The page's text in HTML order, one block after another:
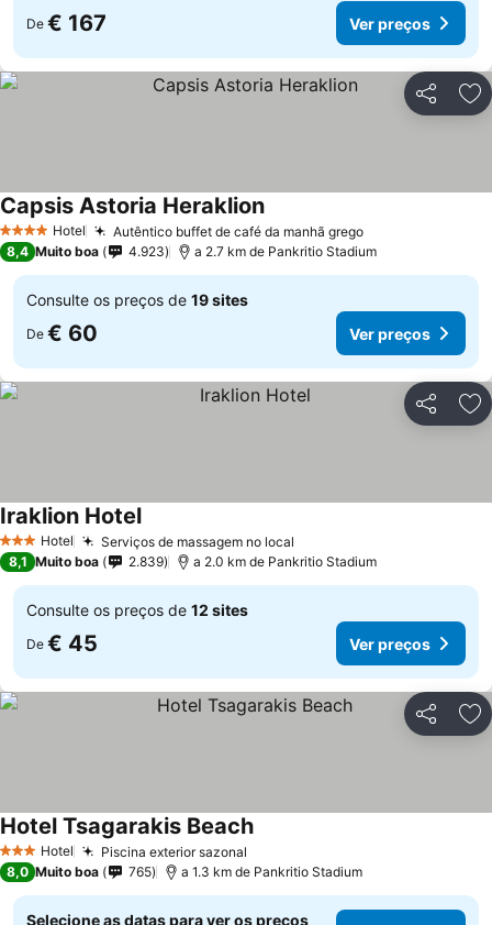
De € 167 Ver preços
Partilhar
4 EstrelasHotel Autêntico buffet de café da manhã gregoVer preços
Capsis Astoria HeraklionVer preços
8,4 Muito boa 4.923 a 2.7 km de Pankritio Stadium
Consulte os preços de 19 sites
De € 60 Ver preços
Partilhar
3 EstrelasHotel Serviços de massagem no local
Iraklion HotelVer preços
8,1 Muito boa 2.839 a 2.0 km de Pankritio Stadium
Consulte os preços de 12 sites
De € 45 Ver preços
Partilhar
3 EstrelasHotel Piscina exterior sazonal
Hotel Tsagarakis BeachVer preços
8,0 Muito boa 765 a 1.3 km de Pankritio Stadium
Selecione as datas para ver os preços